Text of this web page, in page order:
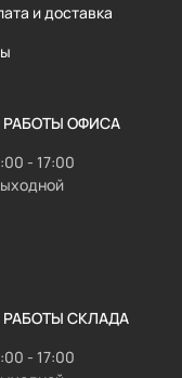
и доставка
ОФИСА
- 17:00
СКЛАДА
- 17:00